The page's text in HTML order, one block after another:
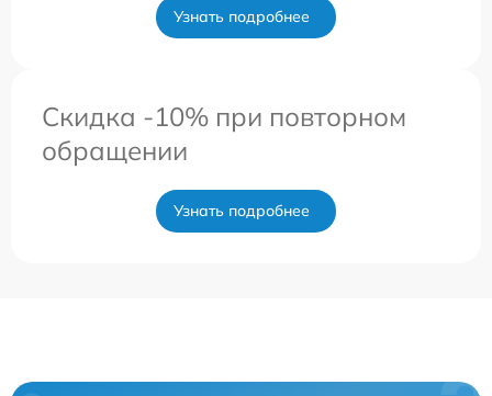
Узнать подробнее
Скидка -10% при повторном
обращении
Узнать подробнее